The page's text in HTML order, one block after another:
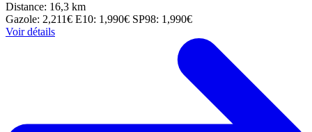
Distance: 16,3 km
Gazole: 2,211€ E10: 1,990€ SP98: 1,990€
Voir détails